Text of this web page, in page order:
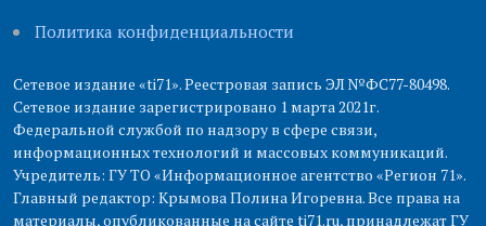
Политика конфиденциальности
Сетевое издание «ti71». Реестровая запись ЭЛ №ФС77-80498.
Сетевое издание зарегистрировано 1 марта 2021г.
Федеральной службой по надзору в сфере связи,
информационных технологий и массовых коммуникаций.
Учредитель: ГУ ТО «Информационное агентство «Регион 71».
Главный редактор: Крымова Полина Игоревна. Все права на
материалы, опубликованные на сайте ti71.ru, принадлежат ГУ